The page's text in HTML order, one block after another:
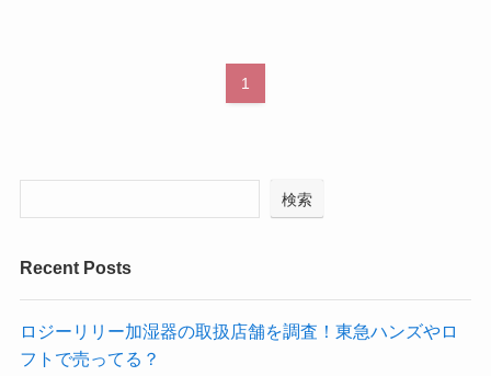
1
検索
Recent Posts
ロジーリリー加湿器の取扱店舗を調査！東急ハンズやロ
フトで売ってる？